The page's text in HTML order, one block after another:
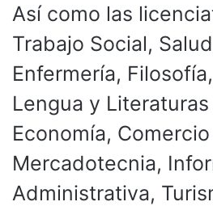
Así como las
Trabajo Social,
Enfermería,
Lengua y
Economía,
Mercadotecnia,
Administrativa,